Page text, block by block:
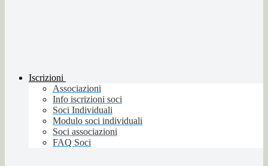
Iscrizioni
Associazioni
Info iscrizioni soci
Soci Individuali
Modulo soci individuali
Soci associazioni
FAQ Soci